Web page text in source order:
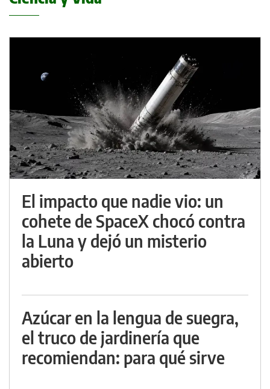
El impacto que nadie vio: un
cohete de SpaceX chocó contra
la Luna y dejó un misterio
abierto
Azúcar en la lengua de suegra,
el truco de jardinería que
recomiendan: para qué sirve